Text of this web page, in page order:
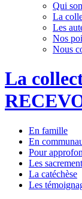
Qui
La
Les
Nos
Nous
La
En famille
En
Pour
Les
La catéchèse
Les